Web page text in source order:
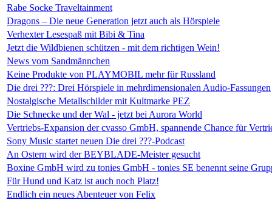
Rabe Socke Traveltainment
Dragons – Die neue Generation jetzt auch als Hörspiele
Verhexter Lesespaß mit Bibi & Tina
Jetzt die Wildbienen schützen - mit dem richtigen Wein!
News vom Sandmännchen
Keine Produkte von PLAYMOBIL mehr für Russland
Die drei ???: Drei Hörspiele in mehrdimensionalen Audio-Fassungen
Nostalgische Metallschilder mit Kultmarke PEZ
Die Schnecke und der Wal - jetzt bei Aurora World
Vertriebs-Expansion der cvasso GmbH, spannende Chance für
Sony Music startet neuen Die drei ???-Podcast
An Ostern wird der BEYBLADE-Meister gesucht
Boxine GmbH wird zu tonies GmbH - tonies SE benennt seine
Für Hund und Katz ist auch noch Platz!
Endlich ein neues Abenteuer von Felix